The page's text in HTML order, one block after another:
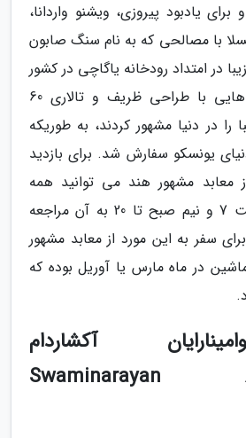
میلادی و برای یادبود پیروزی، ویشنو واردانا،
با مصالحی که به نام سنگ صابون
در امتداد رودخانه یاگاچی در کشور
هند بنا کرد. ستون هایی با طراحی ظریف و تالاری 60
را در دنیا مشهور کردند، به طوریکه
یونسکو سفارش شد. برای بازدید
معابد مشهور هند می توانید همه
روزهای هفته از ساعت 7 و نیم صبح تا 20 به آن مراجعه
سفر به این مورد از معابد مشهور
در ماه مارس یا آوریل بوده که
آکشاردام
(Swaminarayan